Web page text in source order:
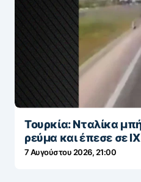
Τουρκία: Νταλίκα
ρεύμα και έπεσε σε
7 Αυγούστου 2026, 21:00